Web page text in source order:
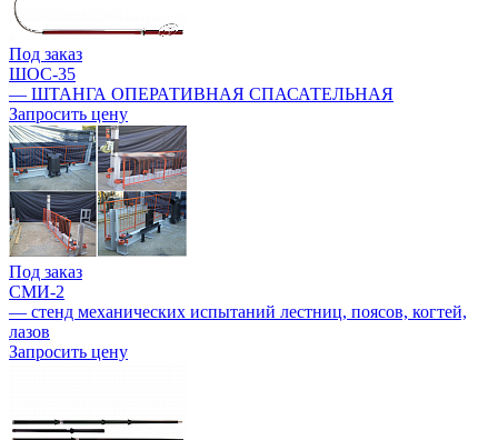
Под заказ
ШОС-35
— ШТАНГА ОПЕРАТИВНАЯ СПАСАТЕЛЬНАЯ
Запросить цену
Под заказ
СМИ-2
— cтенд механических испытаний лестниц, поясов, когтей,
лазов
Запросить цену